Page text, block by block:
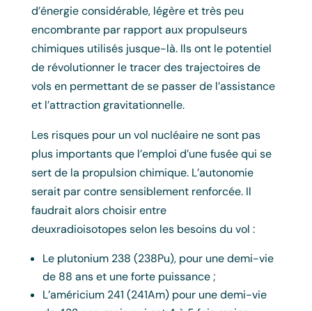
d’énergie considérable, légère et très peu
encombrante par rapport aux propulseurs
chimiques utilisés jusque-là. Ils ont le potentiel
de révolutionner le tracer des trajectoires de
vols en permettant de se passer de l’assistance
et l’attraction gravitationnelle.
Les risques pour un vol nucléaire ne sont pas
plus importants que l’emploi d’une fusée qui se
sert de la propulsion chimique. L’autonomie
serait par contre sensiblement renforcée. Il
faudrait alors choisir entre
deuxradioisotopes selon les besoins du vol :
Le plutonium 238 (238Pu), pour une demi-vie
de 88 ans et une forte puissance ;
L’américium 241 (241Am) pour une demi-vie